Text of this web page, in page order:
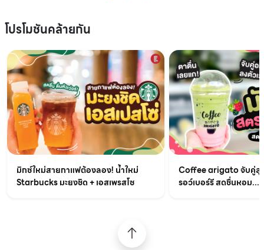
โปรโมชันคล้ายกัน
มิกซ์ใหม่สายกาแฟต้องลอง! น้ำใหม่
Starbucks มะยงชิด + เอสเพรสโซ
Coffee arigato จับคู่สุ
รอว์เบอร์รี สดชื่นหอม...